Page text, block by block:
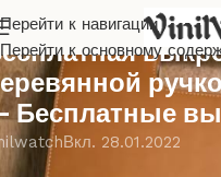
Перейти к навигации
Перейти к основному
Бесплатные
Вкл. 28.01.2022